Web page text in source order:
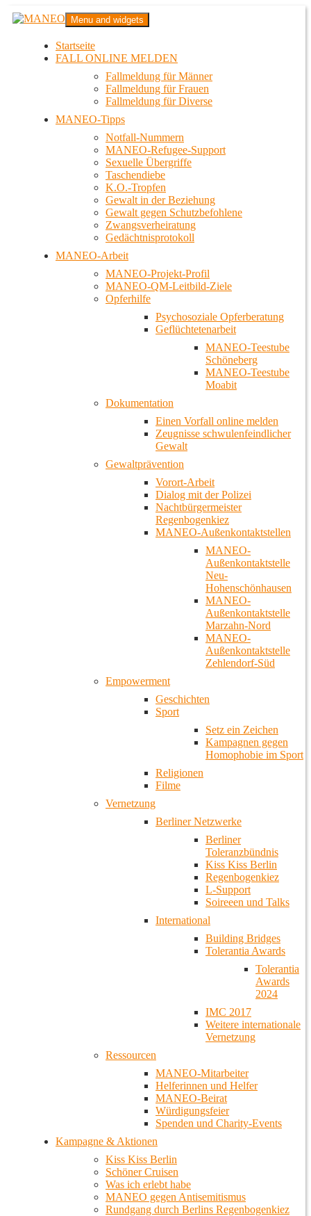
Zum
InhaltMANEO
Das schwule Anti-Gewalt-Projekt in Berlin
Menu and widgets
Startseite
FALL ONLINE MELDEN
Fallmeldung für Männer
Fallmeldung für Frauen
Fallmeldung für Diverse
MANEO-Tipps
Notfall-Nummern
MANEO-Refugee-Support
Sexuelle Übergriffe
Taschendiebe
K.O.-Tropfen
Gewalt in der Beziehung
Gewalt gegen Schutzbefohlene
Zwangsverheiratung
Gedächtnisprotokoll
MANEO-Arbeit
MANEO-Projekt-Profil
MANEO-QM-Leitbild-Ziele
Opferhilfe
Psychosoziale Opferberatung
Geflüchtetenarbeit
MANEO-Teestube
Schöneberg
MANEO-Teestube
Moabit
Dokumentation
Einen Vorfall online melden
Zeugnisse schwulenfeindlicher
Gewalt
Gewaltprävention
Vorort-Arbeit
Dialog mit der Polizei
Nachtbürgermeister
Regenbogenkiez
MANEO-Außenkontaktstellen
MANEO-
Außenkontaktstelle
Neu-
Hohenschönhausen
MANEO-
Außenkontaktstelle
Marzahn-Nord
MANEO-
Außenkontaktstelle
Zehlendorf-Süd
Empowerment
Geschichten
Sport
Setz ein Zeichen
Kampagnen gegen
Homophobie im Sport
Religionen
Filme
Vernetzung
Berliner Netzwerke
Berliner
Toleranzbündnis
Kiss Kiss Berlin
Regenbogenkiez
L-Support
Soireeen und Talks
International
Building Bridges
Tolerantia Awards
Tolerantia
Awards
2024
IMC 2017
Weitere internationale
Vernetzung
Ressourcen
MANEO-Mitarbeiter
Helferinnen und Helfer
MANEO-Beirat
Würdigungsfeier
Spenden und Charity-Events
Kampagne & Aktionen
Kiss Kiss Berlin
Schöner Cruisen
Was ich erlebt habe
MANEO gegen Antisemitismus
Rundgang durch Berlins Regenbogenkiez